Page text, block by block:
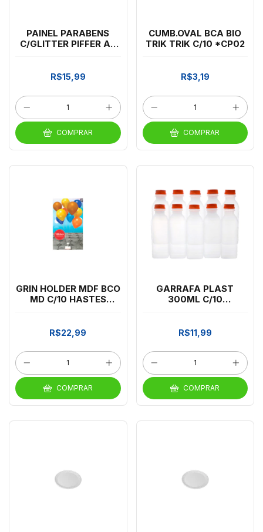
PAINEL PARABENS
C/GLITTER PIFFER AZ
R$15,99
COMPRAR
CUMB.OVAL BCA BIO
TRIK TRIK C/10 *CP02
R$3,19
COMPRAR
GRIN HOLDER MDF BCO
MD C/10 HASTES
R$22,99
COMPRAR
GARRAFA PLAST
300ML C/10
R$11,99
COMPRAR